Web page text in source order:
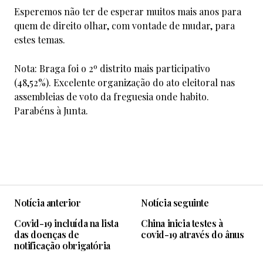
Esperemos não ter de esperar muitos mais anos para
quem de direito olhar, com vontade de mudar, para
estes temas.
Nota: Braga foi o 2º distrito mais participativo
(48,52%). Excelente organização do ato eleitoral nas
assembleias de voto da freguesia onde habito.
Parabéns à Junta.
Notícia anterior
Covid-19 incluída na lista
das doenças de
notificação obrigatória
Notícia seguinte
China inicia testes à
covid-19 através do ânus